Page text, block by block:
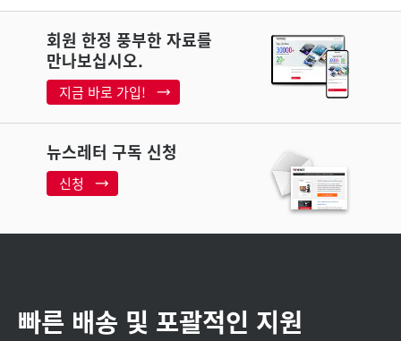
회원 한정 풍부한 자료를
만나보십시오.
지금 바로 가입!
뉴스레터 구독 신청
신청
빠른 배송 및 포괄적인 지원